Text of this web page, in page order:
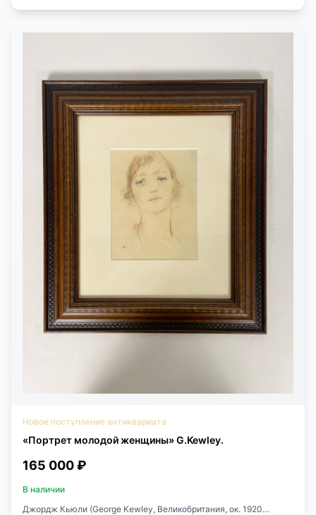
Новое поступление антиквариата
«Портрет молодой женщины» G.Kewley.
165 000 ₽
В наличии
Джордж Кьюли (George Kewley, Великобритания, ок. 1920